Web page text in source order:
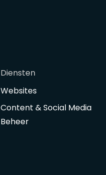
Diensten
Websites
Content & Social Media
Beheer